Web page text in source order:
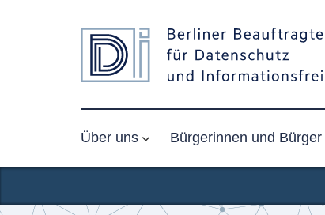
Über uns Bürgerinnen und Bürger